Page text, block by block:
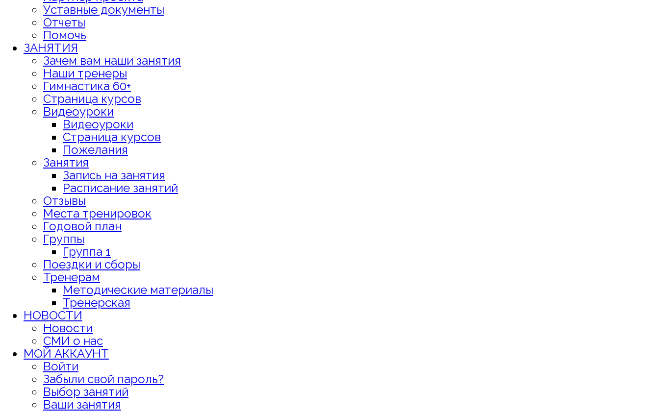
Уставные документы
Отчеты
Помочь
ЗАНЯТИЯ
Зачем вам наши занятия
Наши тренеры
Гимнастика 60+
Страница курсов
Видеоуроки
Видеоуроки
Страница курсов
Пожелания
Занятия
Запись на занятия
Расписание занятий
Отзывы
Места тренировок
Годовой план
Группы
Группа 1
Поездки и сборы
Тренерам
Методические материалы
Тренерская
НОВОСТИ
Новости
СМИ о нас
МОЙ АККАУНТ
Войти
Забыли свой пароль?
Выбор занятий
Ваши занятия